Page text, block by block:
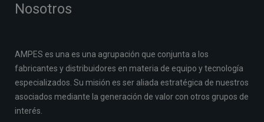
Nosotros
AMPES es una es una agrupación que conjunta a los
fabricantes y distribuidores en materia de equipo y tecnología
especializados. Su misión es ser aliada estratégica de nuestros
asociados mediante la generación de valor con otros grupos de
interés.